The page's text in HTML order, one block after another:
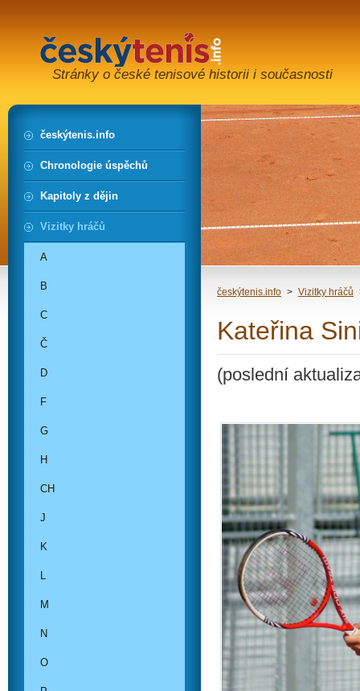
Stránky o české tenisové historii i současnosti
českýtenis.info > Vizitky hráčů
Kateřina
(poslední
českýtenis.info
Chronologie úspěchů
Kapitoly z dějin
Vizitky hráčů
A
B
C
Č
D
F
G
H
CH
J
K
L
M
N
O